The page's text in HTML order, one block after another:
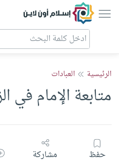
إسلام أون لاين
الرئيسية العبادات
متابعة الإمام في
حفظ مشاركة